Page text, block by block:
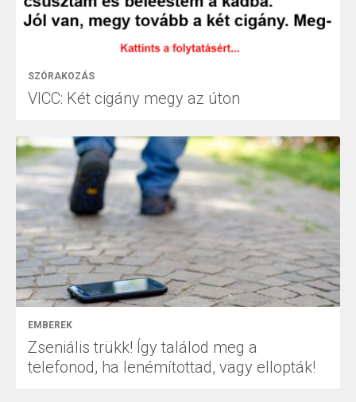
SZÓRAKOZÁS
VICC: Két cigány megy az úton
EMBEREK
Zseniális trükk! Így találod meg a
telefonod, ha lenémítottad, vagy ellopták!